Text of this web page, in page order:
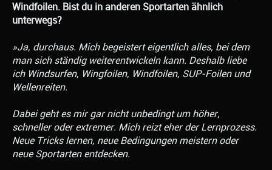
Windfoilen. Bist du in anderen Sportarten ähnlich
unterwegs?
»Ja, durchaus. Mich begeistert eigentlich alles, bei dem
man sich ständig weiterentwickeln kann. Deshalb liebe
ich Windsurfen, Wingfoilen, Windfoilen, SUP-Foilen und
Wellenreiten.
Dabei geht es mir gar nicht unbedingt um höher,
schneller oder extremer. Mich reizt eher der Lernprozess.
Neue Tricks lernen, neue Bedingungen meistern oder
neue Sportarten entdecken.